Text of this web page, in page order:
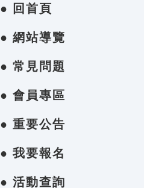
● 回首頁
● 網站導覽
● 常見問題
● 會員專區
● 重要公告
● 我要報名
● 活動查詢